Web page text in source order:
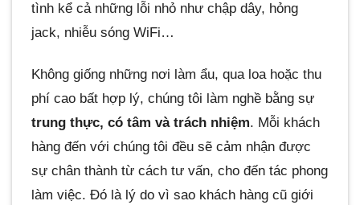
tình kể cả những lỗi nhỏ như chập dây, hỏng
jack, nhiễu sóng WiFi…
Không giống những nơi làm ẩu, qua loa hoặc thu
phí cao bất hợp lý, chúng tôi làm nghề bằng sự
trung thực, có tâm và trách nhiệm. Mỗi khách
hàng đến với chúng tôi đều sẽ cảm nhận được
sự chân thành từ cách tư vấn, cho đến tác phong
làm việc. Đó là lý do vì sao khách hàng cũ giới